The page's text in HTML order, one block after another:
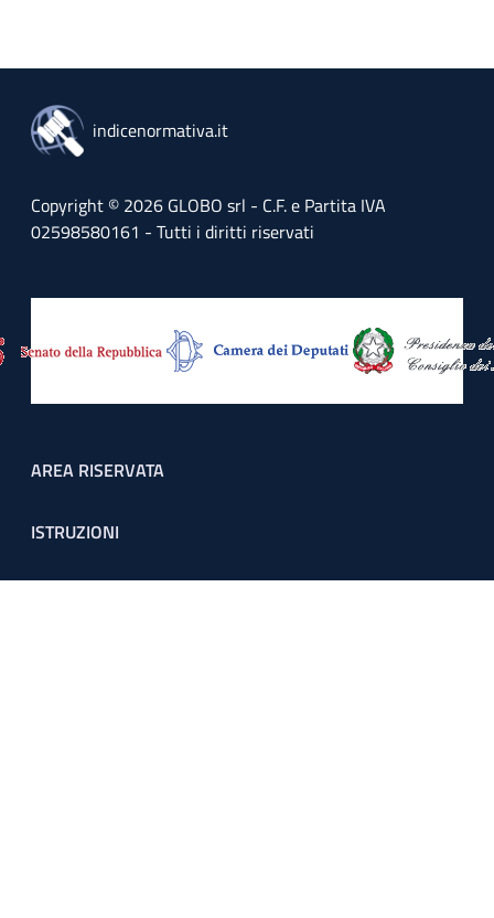
indicenormativa.it
Copyright © 2026 GLOBO srl - C.F. e Partita IVA
02598580161 - Tutti i diritti riservati
Footer menu
AREA RISERVATA
ISTRUZIONI